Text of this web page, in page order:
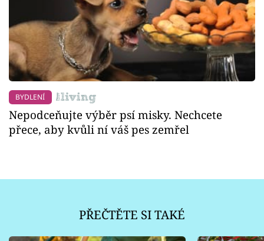
BYDLENÍ
Nepodceňujte výběr psí misky. Nechcete
přece, aby kvůli ní váš pes zemřel
PŘEČTĚTE SI TAKÉ